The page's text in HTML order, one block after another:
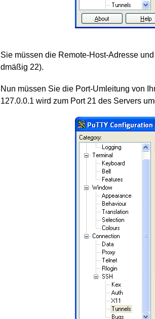
Sie müssen die Remote-Host-Adresse
dmäßig 22).
Nun müssen Sie die Port-Umleitung von
127.0.0.1 wird zum Port 21 des Servers